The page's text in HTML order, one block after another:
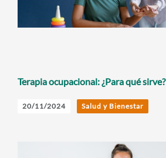
Terapia ocupacional: ¿Para qué sirve?
20/11/2024 Salud y Bienestar